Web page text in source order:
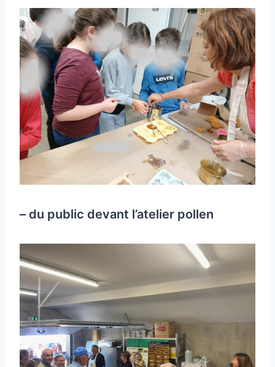
– du public devant l’atelier pollen